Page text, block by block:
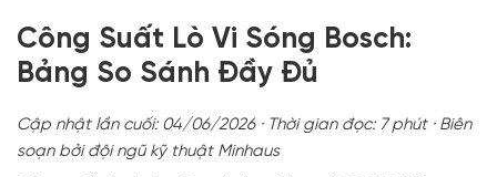
Công Suất Lò Vi Sóng Bosch:
Bảng So Sánh Đầy Đủ
Cập nhật lần cuối: 04/06/2026 · Thời gian đọc: 7 phút · Biên
soạn bởi đội ngũ kỹ thuật Minhaus